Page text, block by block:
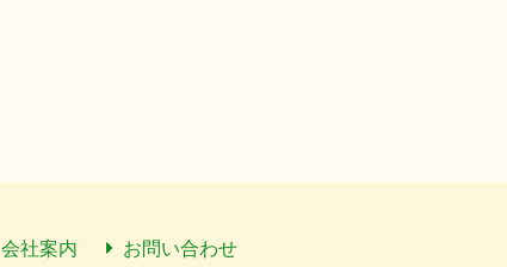
会社案内 お問い合わせ